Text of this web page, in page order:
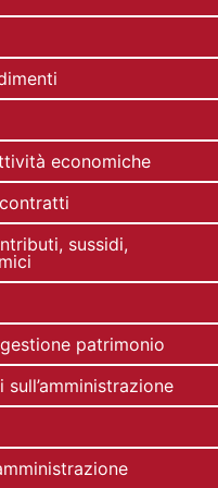
economiche
sussidi,
patrimonio